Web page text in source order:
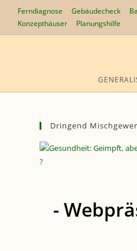
Inhalt
springen
Ferndiagnose Gebäudecheck
Konzepthäuser
Planungshilfe
Dringend
-